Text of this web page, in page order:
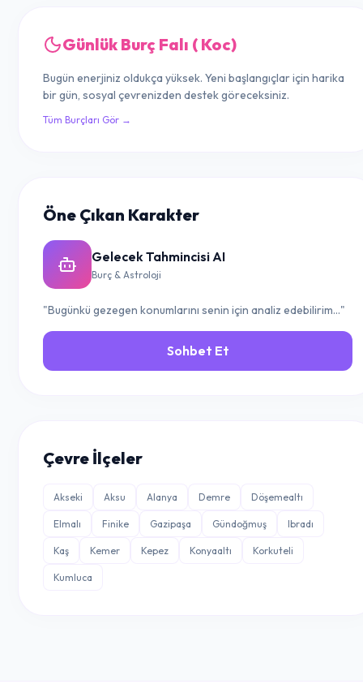
Günlük Burç Falı ( Koc)
Bugün enerjiniz oldukça yüksek. Yeni başlangıçlar için harika
bir gün, sosyal çevrenizden destek göreceksiniz.
Tüm Burçları Gör →
Öne Çıkan Karakter
Gelecek Tahmincisi AI
Burç & Astroloji
"Bugünkü gezegen konumlarını senin için analiz edebilirim..."
Sohbet Et
Çevre İlçeler
Akseki Aksu Alanya Demre Döşemealtı
Elmalı Finike Gazipaşa Gündoğmuş Ibradı
Kaş Kemer Kepez Konyaaltı Korkuteli
Kumluca